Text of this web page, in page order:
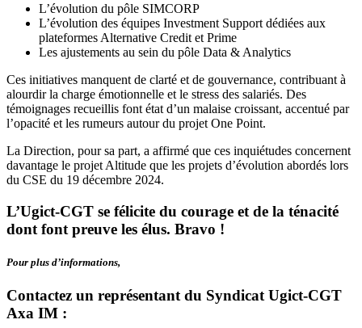
L’évolution du pôle SIMCORP
L’évolution des équipes Investment Support dédiées aux
plateformes Alternative Credit et Prime
Les ajustements au sein du pôle Data & Analytics
Ces initiatives manquent de clarté et de gouvernance, contribuant à
alourdir la charge émotionnelle et le stress des salariés. Des
témoignages recueillis font état d’un malaise croissant, accentué par
l’opacité et les rumeurs autour du projet One Point.
La Direction, pour sa part, a affirmé que ces inquiétudes concernent
davantage le projet Altitude que les projets d’évolution abordés lors
du CSE du 19 décembre 2024.
L’Ugict-CGT se félicite du courage et de la ténacité
dont font preuve les élus. Bravo !
Pour plus d’informations,
Contactez un représentant du Syndicat Ugict-CGT
Axa IM :